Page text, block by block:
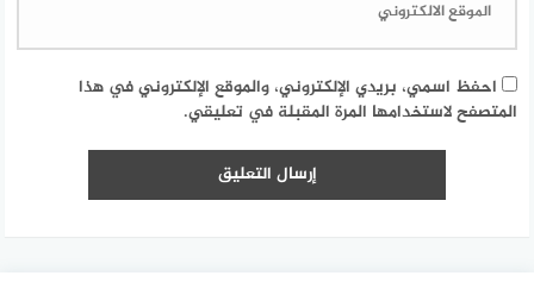
احفظ اسمي، بريدي الإلكتروني، والموقع الإلكتروني في هذا
المتصفح لاستخدامها المرة المقبلة في تعليقي.